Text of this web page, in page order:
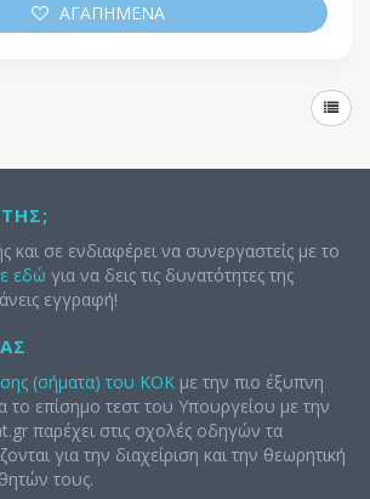
ΑΓΑΠΗΜΕΝΑ
και σε ενδιαφέρει να συνεργαστείς με το
εδώ για να δεις τις δυνατότητες της
εγγραφή!
(σήματα) του ΚΟΚ με την πιο έξυπνη
το επίσημο τεστ του Υπουργείου με την
παρέχει στις σχολές οδηγών τα
για την διαχείριση και την θεωρητική
τους.